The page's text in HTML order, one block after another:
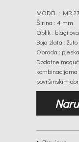
MODEL : MR
Širina : 4 mm
Oblik : blagi
Boja zlata :
Obrada :
Dodatne
površinskim